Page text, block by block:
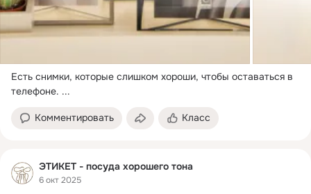
Есть снимки, которые слишком хороши, чтобы оставаться в
телефоне. ...
Комментировать Класс
ЭТИКЕТ - посуда хорошего тона
6 окт 2025